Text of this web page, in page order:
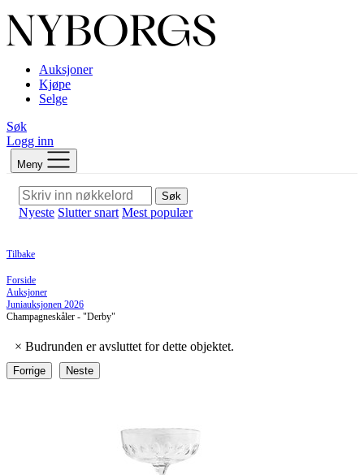
Auksjoner
Kjøpe
Selge
Søk
Logg inn
Meny
Søk
Nyeste Slutter snart Mest populær
Tilbake
Forside
Auksjoner
Juniauksjonen 2026
Champagneskåler - "Derby"
× Budrunden er avsluttet for dette objektet.
Forrige Neste